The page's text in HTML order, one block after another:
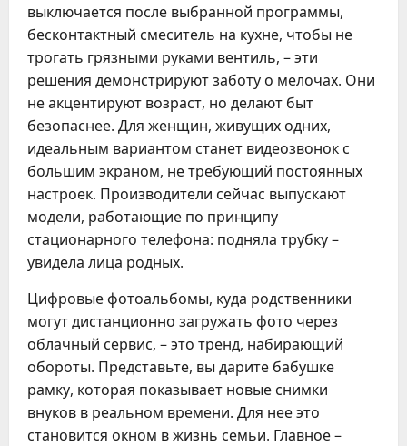
выключается после выбранной программы,
бесконтактный смеситель на кухне, чтобы не
трогать грязными руками вентиль, – эти
решения демонстрируют заботу о мелочах. Они
не акцентируют возраст, но делают быт
безопаснее. Для женщин, живущих одних,
идеальным вариантом станет видеозвонок с
большим экраном, не требующий постоянных
настроек. Производители сейчас выпускают
модели, работающие по принципу
стационарного телефона: подняла трубку –
увидела лица родных.
Цифровые фотоальбомы, куда родственники
могут дистанционно загружать фото через
облачный сервис, – это тренд, набирающий
обороты. Представьте, вы дарите бабушке
рамку, которая показывает новые снимки
внуков в реальном времени. Для нее это
становится окном в жизнь семьи. Главное –